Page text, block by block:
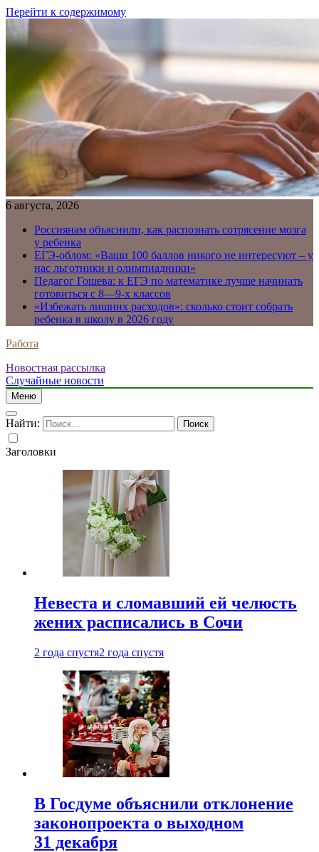
Перейти к содержимому
6 августа, 2026
Россиянам объяснили, как распознать сотрясение мозга
у ребенка
ЕГЭ-облом: «Ваши 100 баллов никого не интересуют – у
нас льготники и олимпиадники»
Педагог Гошева: к ЕГЭ по математике лучше начинать
готовиться с 8—9-х классов
«Избежать лишних расходов»: сколько стоит собрать
ребенка в школу в 2026 году
Работа
Новостная рассылка
Случайные новости
Меню
Найти:
Заголовки
Невеста и сломавший ей челюсть
жених расписались в Сочи
2 года спустя2 года спустя
В Госдуме объяснили отклонение
законопроекта о выходном
31 декабря